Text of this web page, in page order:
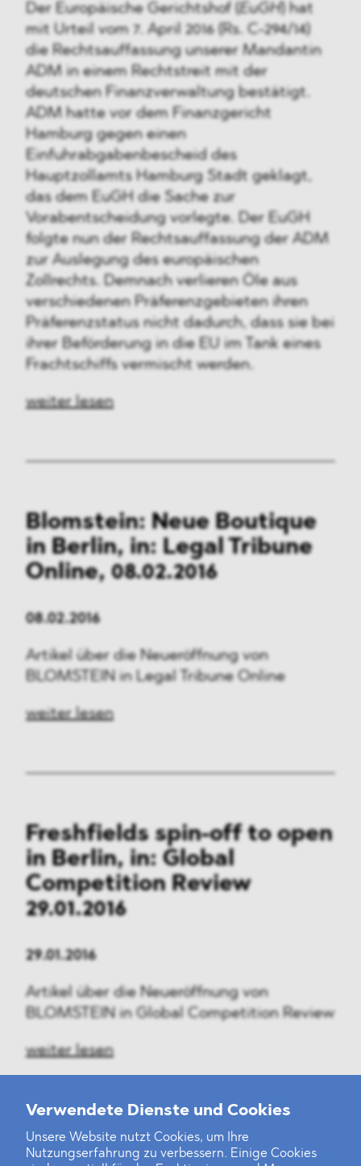
Verwendete Dienste und Cookies
Unsere Website nutzt Cookies, um Ihre
Nutzungserfahrung zu verbessern. Einige Cookies
Der Europäische Gerichtshof ( EuGH) hat
mit Urteil vom 7. April 2016 (Rs. C-294/14)
die Rechtsauffassung unserer Mandantin
ADM in einem Rechtstreit mit der
deutschen Finanzverwaltung bestätigt.
ADM hatte vor dem Finanzgericht
Hamburg gegen einen
Einfuhrabgabenbescheid des
Hauptzollamts Hamburg Stadt geklagt,
das dem EuGH die Sache zur
Vorabentscheidung vorlegte. Der EuGH
folgte nun der Rechtsauffassung der ADM
zur Auslegung des europäischen
Zollrechts. Demnach verlieren Öle aus
verschiedenen Präferenzgebieten ihren
Präferenzstatus nicht dadurch, dass sie bei
ihrer Beförderung in die EU im Tank eines
Frachtschiffs vermischt werden.
weiter lesen
Blomstein: Neue Boutique
in Berlin, in: Legal Tribune
Online, 08.02.2016
08.02.2016
Artikel über die Neueröffnung von
BLOMSTEIN in Legal Tribune Online
weiter lesen
Freshfields spin-off to open
in Berlin, in: Global
Competition Review
29.01.2016
29.01.2016
Artikel über die Neueröffnung von
BLOMSTEIN in Global Competition Review
weiter lesen
‹12...38 394041 424344454647›